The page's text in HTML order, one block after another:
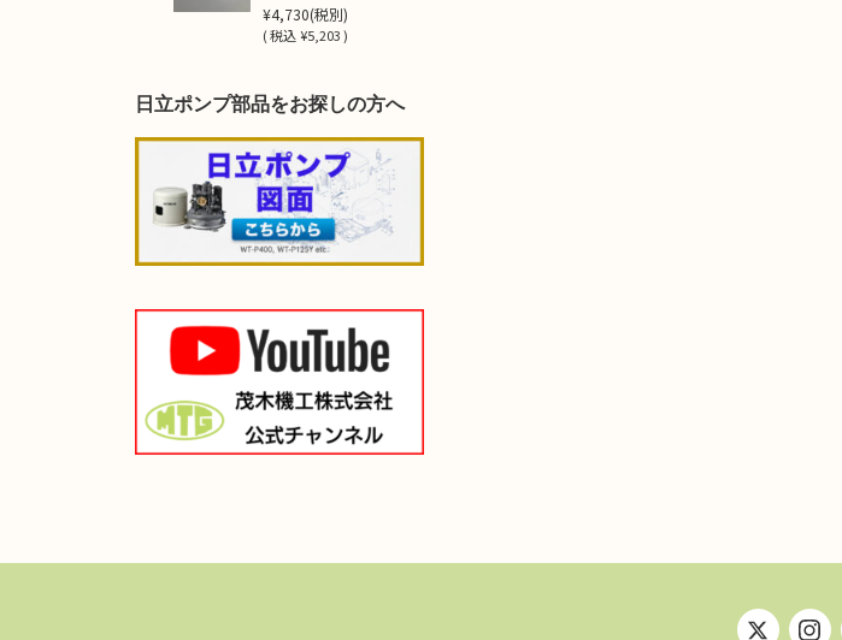
¥4,730(税別)
(税込¥5,203 )
日立ポンプ部品をお探しの方へ